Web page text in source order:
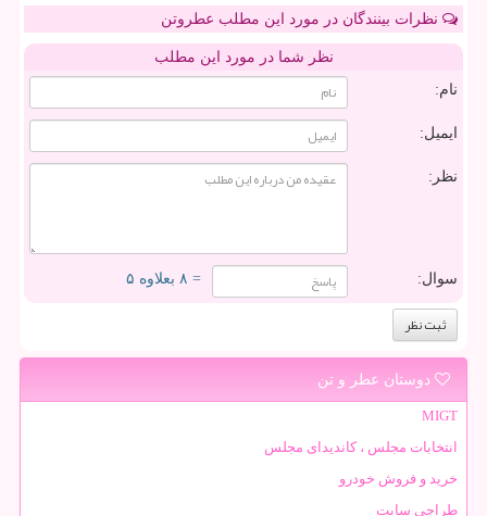
نظرات بینندگان در مورد این مطلب عطروتن
نظر شما در مورد این مطلب
نام:
ایمیل:
نظر:
سوال: = ۸ بعلاوه ۵
دوستان عطر و تن
MIGT
انتخابات مجلس ، کاندیدای مجلس
خرید و فروش خودرو
طراحی سایت